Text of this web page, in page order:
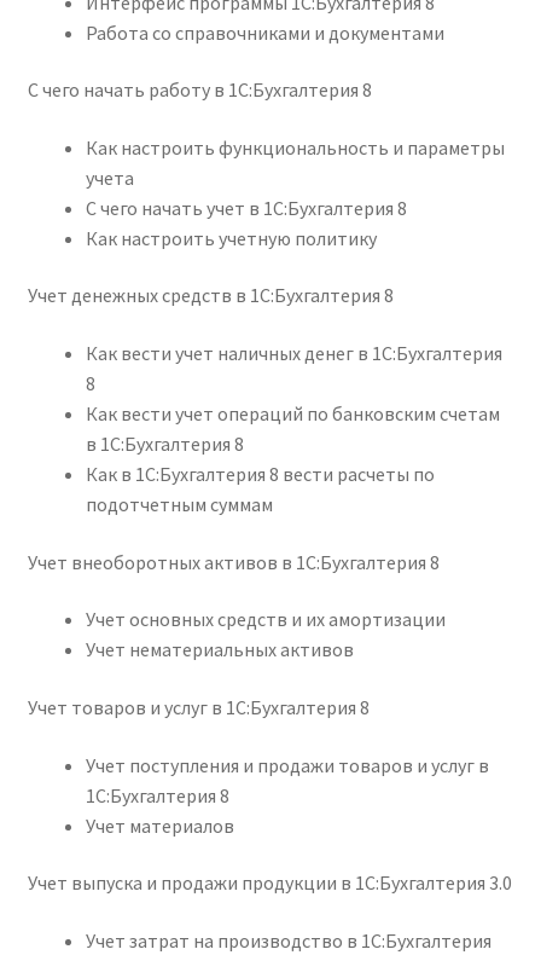
Работа со справочниками и документами
С чего начать работу в 1С:Бухгалтерия 8
Как настроить функциональность и параметры
учета
С чего начать учет в 1С:Бухгалтерия 8
Как настроить учетную политику
Учет денежных средств в 1С:Бухгалтерия 8
Как вести учет наличных денег в 1С:Бухгалтерия
8
Как вести учет операций по банковским счетам
в 1С:Бухгалтерия 8
Как в 1С:Бухгалтерия 8 вести расчеты по
подотчетным суммам
Учет внеоборотных активов в 1С:Бухгалтерия 8
Учет основных средств и их амортизации
Учет нематериальных активов
Учет товаров и услуг в 1С:Бухгалтерия 8
Учет поступления и продажи товаров и услуг в
1С:Бухгалтерия 8
Учет материалов
Учет выпуска и продажи продукции в 1С:Бухгалтерия 3.0
Учет затрат на производство в 1С:Бухгалтерия